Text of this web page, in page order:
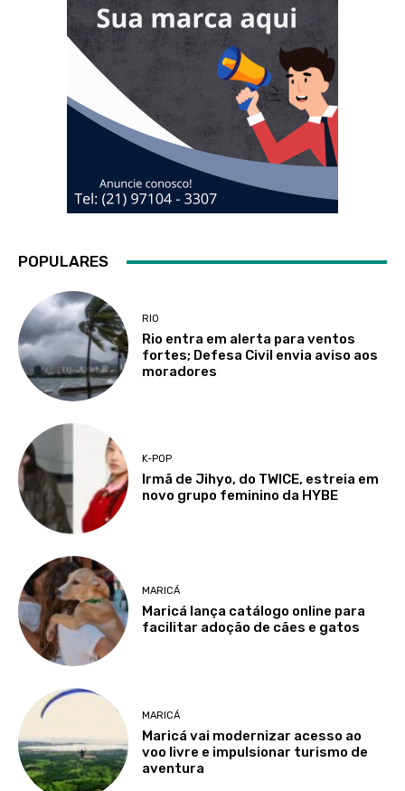
POPULARES
RIO
Rio entra em alerta para ventos
fortes; Defesa Civil envia aviso aos
moradores
K-POP
Irmã de Jihyo, do TWICE, estreia em
novo grupo feminino da HYBE
MARICÁ
Maricá lança catálogo online para
facilitar adoção de cães e gatos
MARICÁ
Maricá vai modernizar acesso ao
voo livre e impulsionar turismo de
aventura